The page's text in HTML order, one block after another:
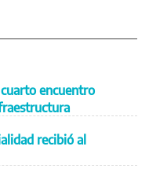
encuentro
recibió al